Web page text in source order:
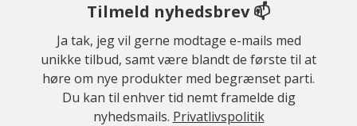
Tilmeld nyhedsbrev 📫
Ja tak, jeg vil gerne modtage e-mails med
unikke tilbud, samt være blandt de første til at
høre om nye produkter med begrænset parti.
Du kan til enhver tid nemt framelde dig
nyhedsmails. Privatlivspolitik